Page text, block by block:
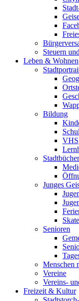
Steuern
Leben & Wohnen
Bildung
VHS
Junges
Senioren
Menschen
Vereine
Vereins-
Freizeit & Kultur